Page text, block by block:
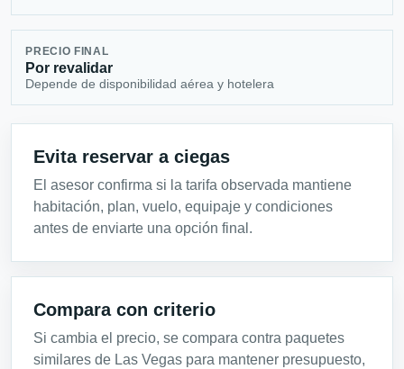
PRECIO FINAL
Por revalidar
Depende de disponibilidad aérea y hotelera
Evita reservar a ciegas
El asesor confirma si la tarifa observada mantiene
habitación, plan, vuelo, equipaje y condiciones
antes de enviarte una opción final.
Compara con criterio
Si cambia el precio, se compara contra paquetes
similares de Las Vegas para mantener presupuesto,